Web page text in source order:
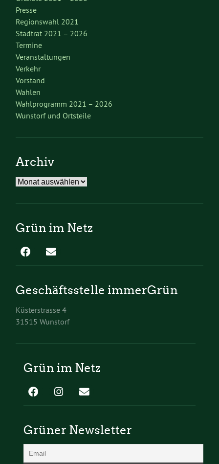
Presse
Regionswahl 2021
Stadtrat 2021 – 2026
Termine
Veranstaltungen
Verkehr
Vorstand
Wahlen
Wahlprogramm 2021 – 2026
Wunstorf und Ortsteile
Archiv
Archiv
Grün im Netz
Geschäftsstelle immerGrün
Küsterstrasse 4
31515 Wunstorf
Grün im Netz
Grüner Newsletter